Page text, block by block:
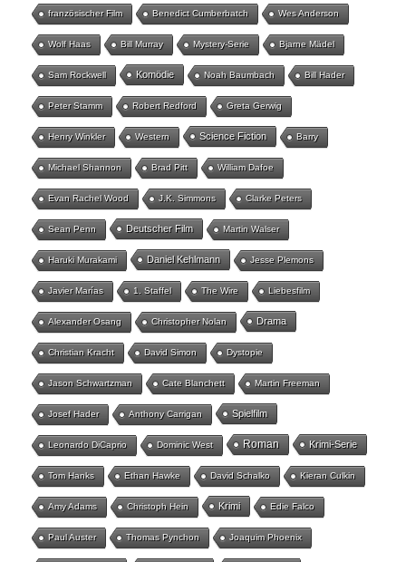
französischer Film Benedict Cumberbatch Wes Anderson
Wolf Haas Bill Murray Mystery-Serie Bjarne Mädel
Sam Rockwell Komödie Noah Baumbach Bill Hader
Peter Stamm Robert Redford Greta Gerwig
Henry Winkler Western Science Fiction Barry
Michael Shannon Brad Pitt William Dafoe
Evan Rachel Wood J.K. Simmons Clarke Peters
Sean Penn Deutscher Film Martin Walser
Haruki Murakami Daniel Kehlmann Jesse Plemons
Javier Marías 1. Staffel The Wire Liebesfilm
Alexander Osang Christopher Nolan Drama
Christian Kracht David Simon Dystopie
Jason Schwartzman Cate Blanchett Martin Freeman
Josef Hader Anthony Carrigan Spielfilm
Leonardo DiCaprio Dominic West Roman Krimi-Serie
Tom Hanks Ethan Hawke David Schalko Kieran Culkin
Amy Adams Christoph Hein Krimi Edie Falco
Paul Auster Thomas Pynchon Joaquim Phoenix